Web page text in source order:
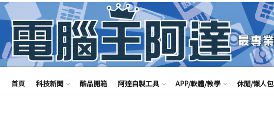
首頁 科技新聞 酷品開箱 阿達自製工具 APP/軟體/教學 休閒/懶人包